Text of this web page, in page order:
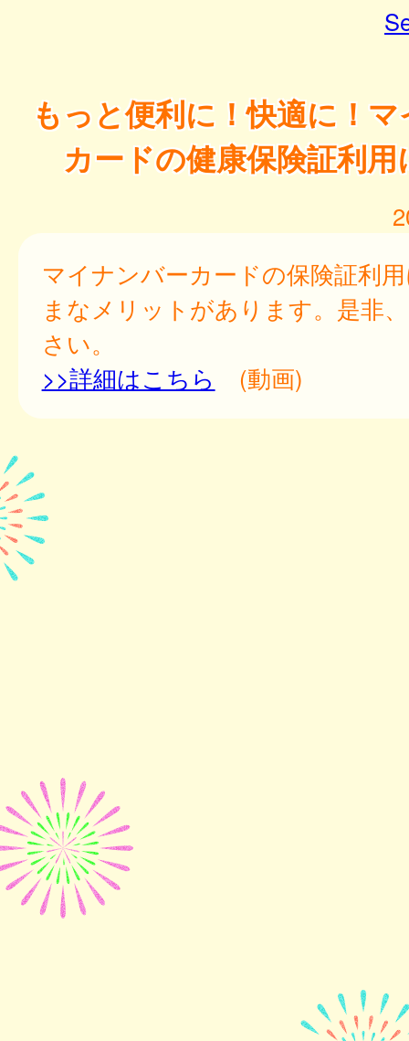
もっと便利に！快適に！
カードの健康保険証利
マイナンバーカードの保険証利
まなメリットがあります。是非
さい。
>>詳細はこちら
(動画)